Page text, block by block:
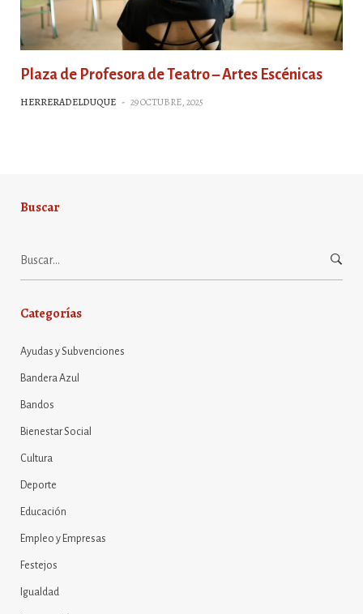
Plaza de Profesora de Teatro – Artes Escénicas
HERRERADELDUQUE - 29 OCTUBRE, 2025
Buscar
Categorías
Ayudas y Subvenciones
Bandera Azul
Bandos
Bienestar Social
Cultura
Deporte
Educación
Empleo y Empresas
Festejos
Igualdad